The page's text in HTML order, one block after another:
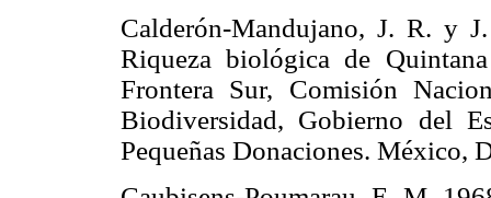
Calderón-Mandujano, J. R. y
Riqueza biológica de
Frontera Sur, Comisión
Biodiversidad, Gobierno del
Pequeñas Donaciones.